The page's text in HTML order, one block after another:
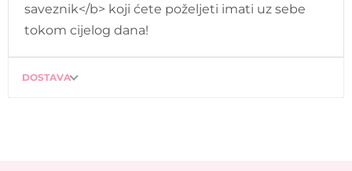
saveznik</b> koji ćete poželjeti imati uz sebe
tokom cijelog dana!
DOSTAVA